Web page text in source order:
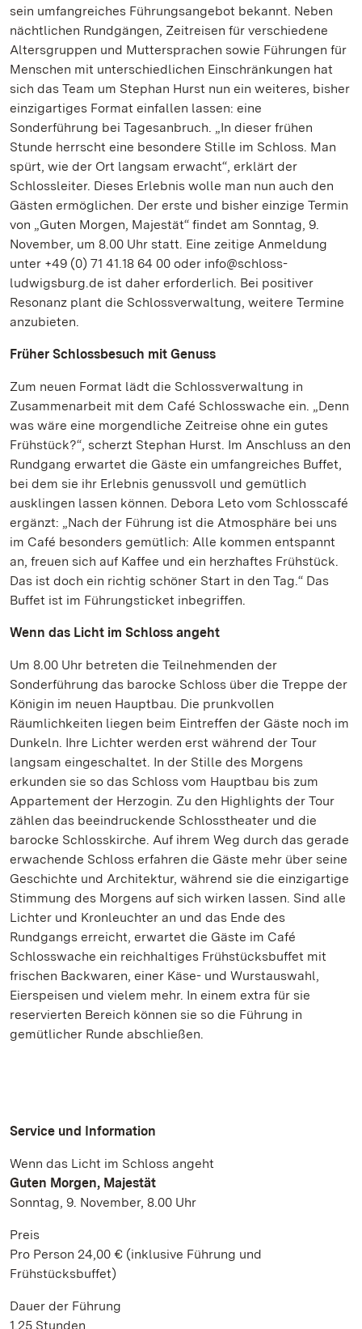
sein umfangreiches Führungsangebot bekannt. Neben
nächtlichen Rundgängen, Zeitreisen für verschiedene
Altersgruppen und Muttersprachen sowie Führungen für
Menschen mit unterschiedlichen Einschränkungen hat
sich das Team um Stephan Hurst nun ein weiteres, bisher
einzigartiges Format einfallen lassen: eine
Sonderführung bei Tagesanbruch. „In dieser frühen
Stunde herrscht eine besondere Stille im Schloss. Man
spürt, wie der Ort langsam erwacht“, erklärt der
Schlossleiter. Dieses Erlebnis wolle man nun auch den
Gästen ermöglichen. Der erste und bisher einzige Termin
von „Guten Morgen, Majestät“ findet am Sonntag, 9.
November, um 8.00 Uhr statt. Eine zeitige Anmeldung
unter +49 (0) 71 41.18 64 00 oder info@schloss-
ludwigsburg.de ist daher erforderlich. Bei positiver
Resonanz plant die Schlossverwaltung, weitere Termine
anzubieten.
Früher Schlossbesuch mit Genuss
Zum neuen Format lädt die Schlossverwaltung in
Zusammenarbeit mit dem Café Schlosswache ein. „Denn
was wäre eine morgendliche Zeitreise ohne ein gutes
Frühstück?“, scherzt Stephan Hurst. Im Anschluss an den
Rundgang erwartet die Gäste ein umfangreiches Buffet,
bei dem sie ihr Erlebnis genussvoll und gemütlich
ausklingen lassen können. Debora Leto vom Schlosscafé
ergänzt: „Nach der Führung ist die Atmosphäre bei uns
im Café besonders gemütlich: Alle kommen entspannt
an, freuen sich auf Kaffee und ein herzhaftes Frühstück.
Das ist doch ein richtig schöner Start in den Tag.“ Das
Buffet ist im Führungsticket inbegriffen.
Wenn das Licht im Schloss angeht
Um 8.00 Uhr betreten die Teilnehmenden der
Sonderführung das barocke Schloss über die Treppe der
Königin im neuen Hauptbau. Die prunkvollen
Räumlichkeiten liegen beim Eintreffen der Gäste noch im
Dunkeln. Ihre Lichter werden erst während der Tour
langsam eingeschaltet. In der Stille des Morgens
erkunden sie so das Schloss vom Hauptbau bis zum
Appartement der Herzogin. Zu den Highlights der Tour
zählen das beeindruckende Schlosstheater und die
barocke Schlosskirche. Auf ihrem Weg durch das gerade
erwachende Schloss erfahren die Gäste mehr über seine
Geschichte und Architektur, während sie die einzigartige
Stimmung des Morgens auf sich wirken lassen. Sind alle
Lichter und Kronleuchter an und das Ende des
Rundgangs erreicht, erwartet die Gäste im Café
Schlosswache ein reichhaltiges Frühstücksbuffet mit
frischen Backwaren, einer Käse- und Wurstauswahl,
Eierspeisen und vielem mehr. In einem extra für sie
reservierten Bereich können sie so die Führung in
gemütlicher Runde abschließen.
Service und Information
Wenn das Licht im Schloss angeht
Guten Morgen, Majestät
Sonntag, 9. November, 8.00 Uhr
Preis
Pro Person 24,00 € (inklusive Führung und
Frühstücksbuffet)
Dauer der Führung
1,25 Stunden